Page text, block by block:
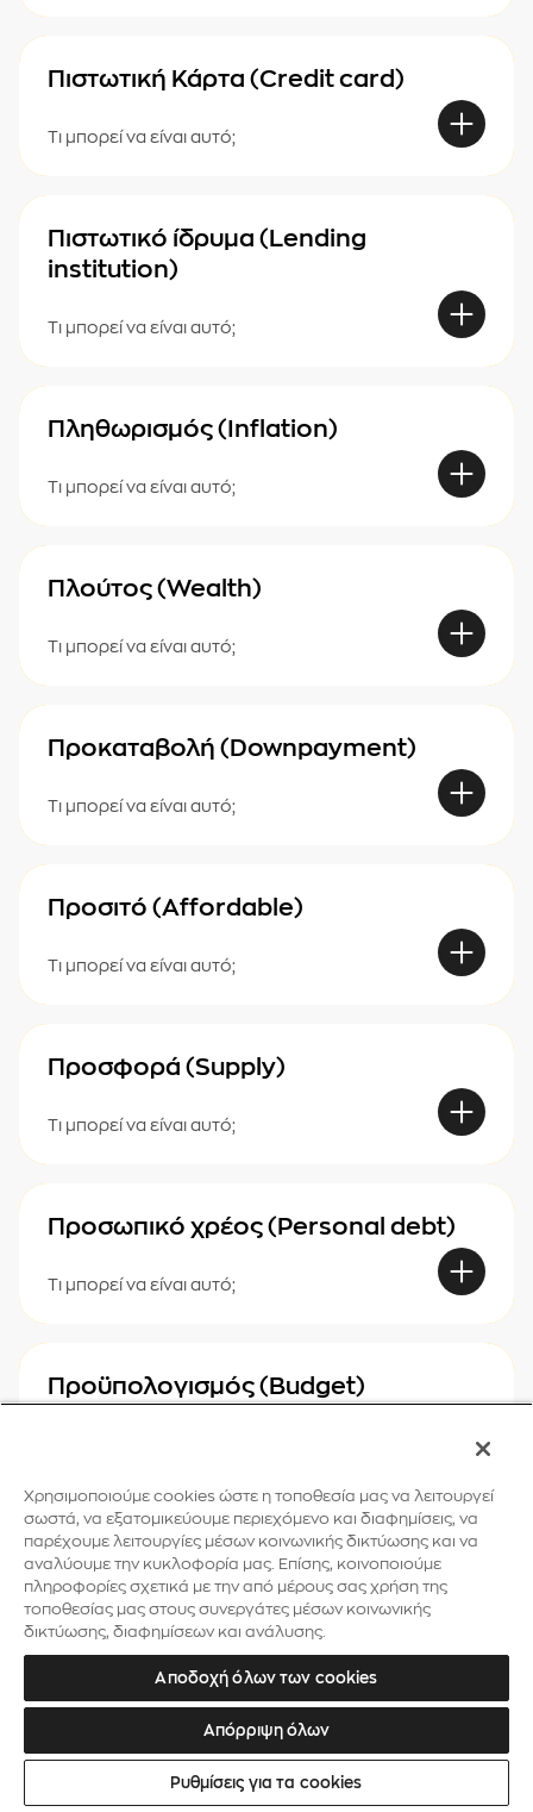
Πιστωτική Κάρτα (Credit card)
Τι μπορεί να είναι αυτό;
Πιστωτικό ίδρυμα (Lending
institution)
Τι μπορεί να είναι αυτό;
Πληθωρισμός (Inflation)
Τι μπορεί να είναι αυτό;
Πλούτος (Wealth)
Τι μπορεί να είναι αυτό;
Προκαταβολή (Downpayment)
Τι μπορεί να είναι αυτό;
Προσιτό (Affordable)
Τι μπορεί να είναι αυτό;
Προσφορά (Supply)
Τι μπορεί να είναι αυτό;
Προσωπικό χρέος (Personal debt)
Τι μπορεί να είναι αυτό;
Προϋπολογισμός (Budget)
Ρρ
Ρομποτική (Robotics)
Χρησιμοποιούμε cookies ώστε η τοποθεσία μας να λειτουργεί
σωστά, να εξατομικεύουμε περιεχόμενο και διαφημίσεις, να
παρέχουμε λειτουργίες μέσων κοινωνικής δικτύωσης και να
αναλύουμε την κυκλοφορία μας. Επίσης, κοινοποιούμε
πληροφορίες σχετικά με την από μέρους σας χρήση της
τοποθεσίας μας στους συνεργάτες μέσων κοινωνικής
δικτύωσης, διαφημίσεων και ανάλυσης.
Αποδοχή όλων των cookies
Απόρριψη όλων
Ρυθμίσεις για τα cookies